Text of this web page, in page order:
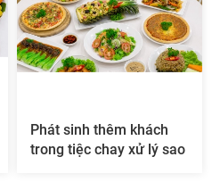
Phát sinh thêm khách
trong tiệc chay xử lý sao